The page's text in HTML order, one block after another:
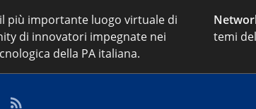
più importante luogo virtuale di
di innovatori impegnate nei
della PA italiana.
temi